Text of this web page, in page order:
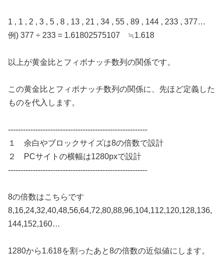
1 , 1 , 2 , 3 , 5 , 8 , 13 , 21 , 34 , 55 , 89 , 144 , 233 , 377…
例) 377 ÷ 233 = 1.61802575107 ≒1.618
以上が黄金比とフィボナッチ数列の関係です。
この黄金比とフィボナッチ数列の関係に、先ほど定義した
ものを代入します。
--------------------------------------------------------
１ 余白やブロックサイズは8の倍数で設計
２ PCサイトの横幅は1280pxで設計
--------------------------------------------------------
8の倍数はこちらです
8,16,24,32,40,48,56,64,72,80,88,96,104,112,120,128,136,
144,152,160…
1280から1.618を割ったあと8の倍数の近似値にします。